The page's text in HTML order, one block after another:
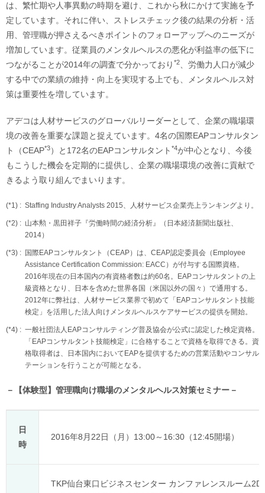
は、繁忙期や人事異動の時期を避け、これから秋にかけて実施を予
定しています。それに伴い、ストレスチェック後の結果の分析・活
用、管理職が押さえるべきポイントのフォローアップへのニーズが
増加しています。従業員のメンタルヘルスの悪化が利益率の低下に
つながることが2014年の調査で分かっており *2
、労働力人口が減少
する中での業績の維持・向上を実現する上でも、メンタルヘルス対
策は重要性を増しています。
アデコは人材サービスのグローバルリーダーとして、企業の職場環
境の改善を重要な課題と捉えています。4名の国際EAPコンサルタン
ト（CEAP*3）と172名のEAPコンサルタント *4が中心となり、今後
もこうした機会を定期的に提供し、企業の職場環境の改善に貢献で
きるよう取り組んでまいります。
(*1) : Staffing Industry Analysts 2015、人材サービス企業売上ランキングより。
(*2) : 山本勲・黒田祥子『労働時間の経済分析』（日本経済新聞出版社、
2014）
(*3) : 国際EAPコンサルタント（CEAP）は、CEAP認定委員会（Employee
Assistance Certification Commission: EACC）が付与する国際資格。
2016年現在の日本国内の有資格者数は約60名。EAPコンサルタントの上
級資格となり、日本を含めた世界各国（米国以外の国々）で通用する。
2012年に弊社は、人材サービス業界で初めて「EAPコンサルタント技能
検定」を活用した法人向けメンタルヘルスケアサービスの提供を開始。
(*4) : 一般社団法人EAPコンサルティング普及協会が公式に認定した検定資格。
「EAPコンサルタント技能検定」に合格することで資格を取得できる。資
格取得者は、日本国内においてEAPを提供するための営業活動やコンサル
テーションを行うことが可能となる。
－【体験型】管理職向け職場のメンタルヘルス対策セミナー－
日
時
2016年8月22日（月）13:00～16:30（12:45開場）
TKP仙台東口ビジネスセンター カンファレンスルーム2D